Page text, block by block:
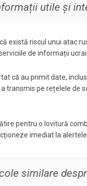
utile și
există riscul unui atac
de informații
că au primit date,
transmis pe rețelele
pentru o lovitură
imediat la alertele
similare